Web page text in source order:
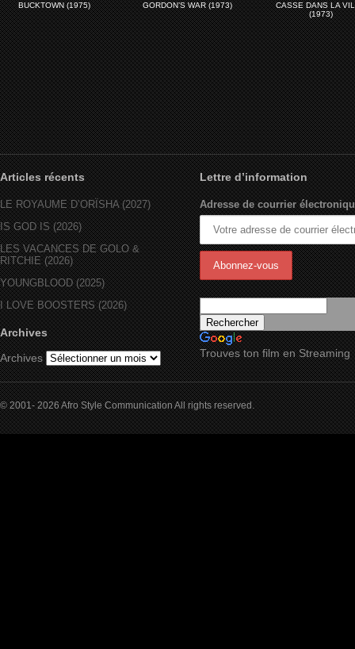
BUCKTOWN (1975) GORDON’S WAR (1973)
CASSE DANS LA
(1973)
Articles récents
LE ROYAUME D’ORÏSHA (2027)
IS GOD IS (2026)
LES VACANCES DE GOLO &
RITCHIE (2026)
YOUNGBLOOD (2025)
I LOVE BOOSTERS (2026)
Archives
Archives
Lettre d’information
Adresse de courrier
Trouves ton film en Streaming
© 2001- 2026 Afro Style Communication All rights reserved.